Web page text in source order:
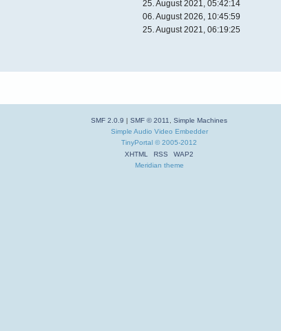
25. August 2021, 05:42:14
06. August 2026, 10:45:59
25. August 2021, 06:19:25
SMF 2.0.9 |SMF © 2011,Simple Machines
Simple Audio Video Embedder
TinyPortal © 2005-2012
XHTML
RSS
WAP2
Meridian theme